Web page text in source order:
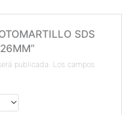
SDS
publicada. Los campos